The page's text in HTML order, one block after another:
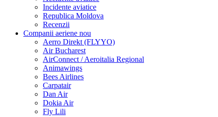
Incidente aviatice
Republica Moldova
Recenzii
Companii aeriene nou
Aerro Direkt (FLYYO)
Air Bucharest
AirConnect / Aeroitalia Regional
Animawings
Bees Airlines
Carpatair
Dan Air
Dokia Air
Fly Lili